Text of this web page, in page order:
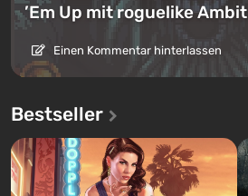
’Em Up mit roguelike
Einen Kommentar hinterlassen
Bestseller